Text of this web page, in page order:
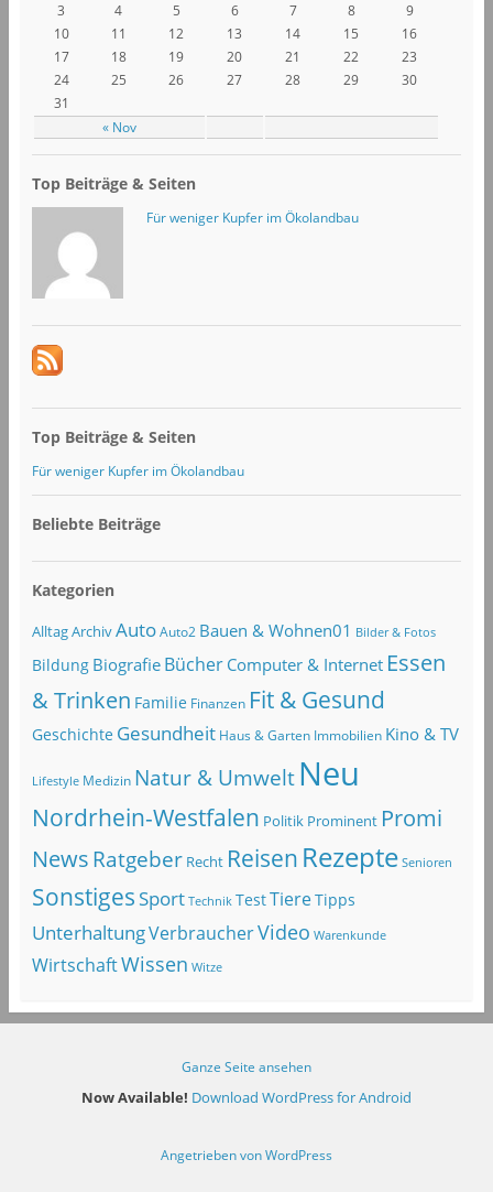
« Nov
3
4 5 6 7 8
9
10
11 12 13 14 15
16
17
18 19 20 21 22
23
24
25 26 27 28 29
30
31
Top Beiträge & Seiten
Für weniger Kupfer im Ökolandbau
Top Beiträge & Seiten
Für weniger Kupfer im Ökolandbau
Beliebte Beiträge
Kategorien
AlltagArchivAuto Auto2 Bauen & Wohnen01 Bilder & Fotos
Bildung Biografie Bücher Computer & Internet Essen
& Trinken Familie Finanzen Fit & Gesund
Geschichte Gesundheit Haus & Garten Immobilien Kino & TV
Lifestyle Medizin Natur & Umwelt Neu
Nordrhein-Westfalen Politik Prominent Promi
NewsRatgeber Recht Reisen Rezepte Senioren
SonstigesSport Technik TestTiereTipps
UnterhaltungVerbraucherVideo Warenkunde
WirtschaftWissen Witze
Ganze Seite ansehen
Now Available! Download WordPress for Android
Angetrieben von WordPress